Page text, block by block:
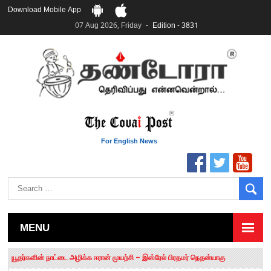
Download Mobile App
07 Aug 2026, Friday
Edition - 3831
For English News
MENU
தமிழக சட்டப்பேரவையில் காலியிடங்கள் 6 ஆக உயர்வு
யூதர்களின் நாட்டை அழிக்க ஈரான் முயற்சி – இஸ்ரேல் பிரதமர் நெதன்யாகு
“மக்களால் நிராகரிக்கப்பட்டவர் ஸ்டாலின்!” – செங்கோட்டையன்